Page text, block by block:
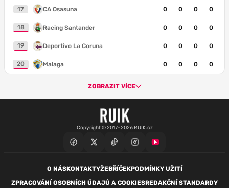
17 CA Osasuna 0 0 0 0
18 Racing Santander 0 0 0 0
19 Deportivo La Coruna 0 0 0 0
20 Malaga 0 0 0 0
ZOBRAZIT VÍCE
Copyright © 2017–2026 RUIK.cz
O NÁSKONTAKTYŽEBŘÍČEKPODMÍNKY UŽITÍ
ZPRACOVÁNÍ OSOBNÍCH ÚDAJŮ A COOKIESREDAKČNÍ STANDARDY